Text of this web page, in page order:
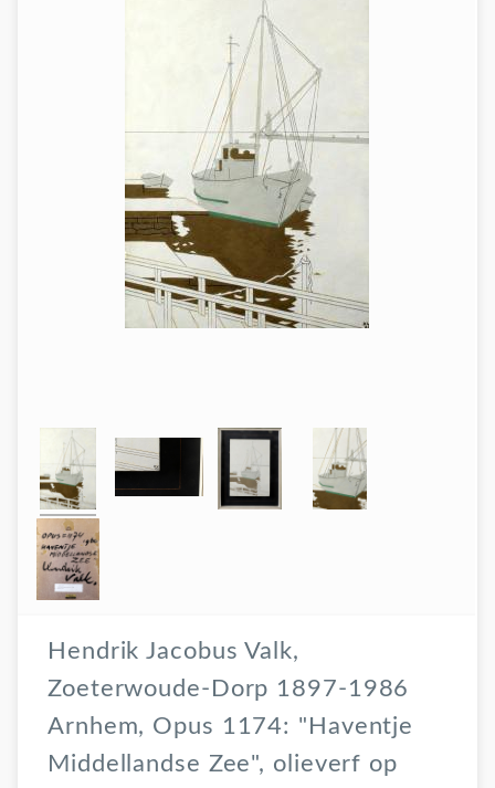
Hendrik Jacobus Valk,
Zoeterwoude-Dorp 1897-1986
Arnhem, Opus 1174: "Haventje
Middellandse Zee", olieverf op